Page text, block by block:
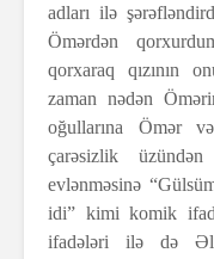
adları ilə
Ömərdən
qorxaraq qızının
zaman nədən
oğullarına Ömər
çarəsizlik
evlənməsinə
idi” kimi komik
ifadələri ilə də